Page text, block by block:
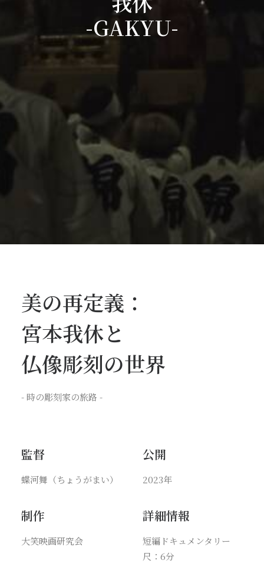
-GAKYU-
美の再定義：
宮本我休と
仏像彫刻の世界
- 時の彫刻家の旅路 -
監督
蝶河舞（ちょうがまい）
公開
2023年
制作
大笑映画研究会
詳細情報
短編ドキュメンタリー
尺：6分